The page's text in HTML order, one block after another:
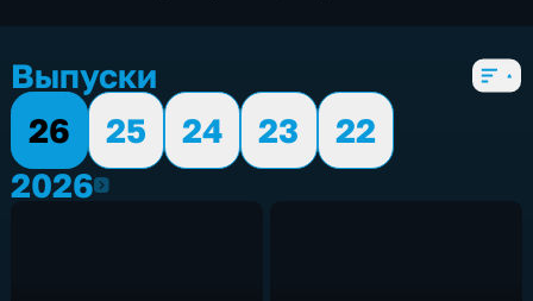
Выпуски
26
25 24 23
22
20262026